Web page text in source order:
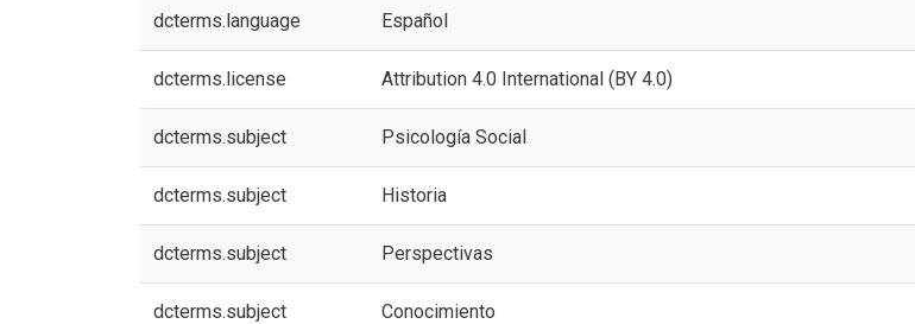
dcterms.language Español
dcterms.license Attribution 4.0 International (BY 4.0)
dcterms.subject Psicología Social
dcterms.subject Historia
dcterms.subject Perspectivas
dcterms.subject Conocimiento